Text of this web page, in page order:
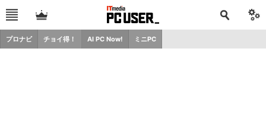
プロナビ チョイ得！ AI PC Now! ミニPC